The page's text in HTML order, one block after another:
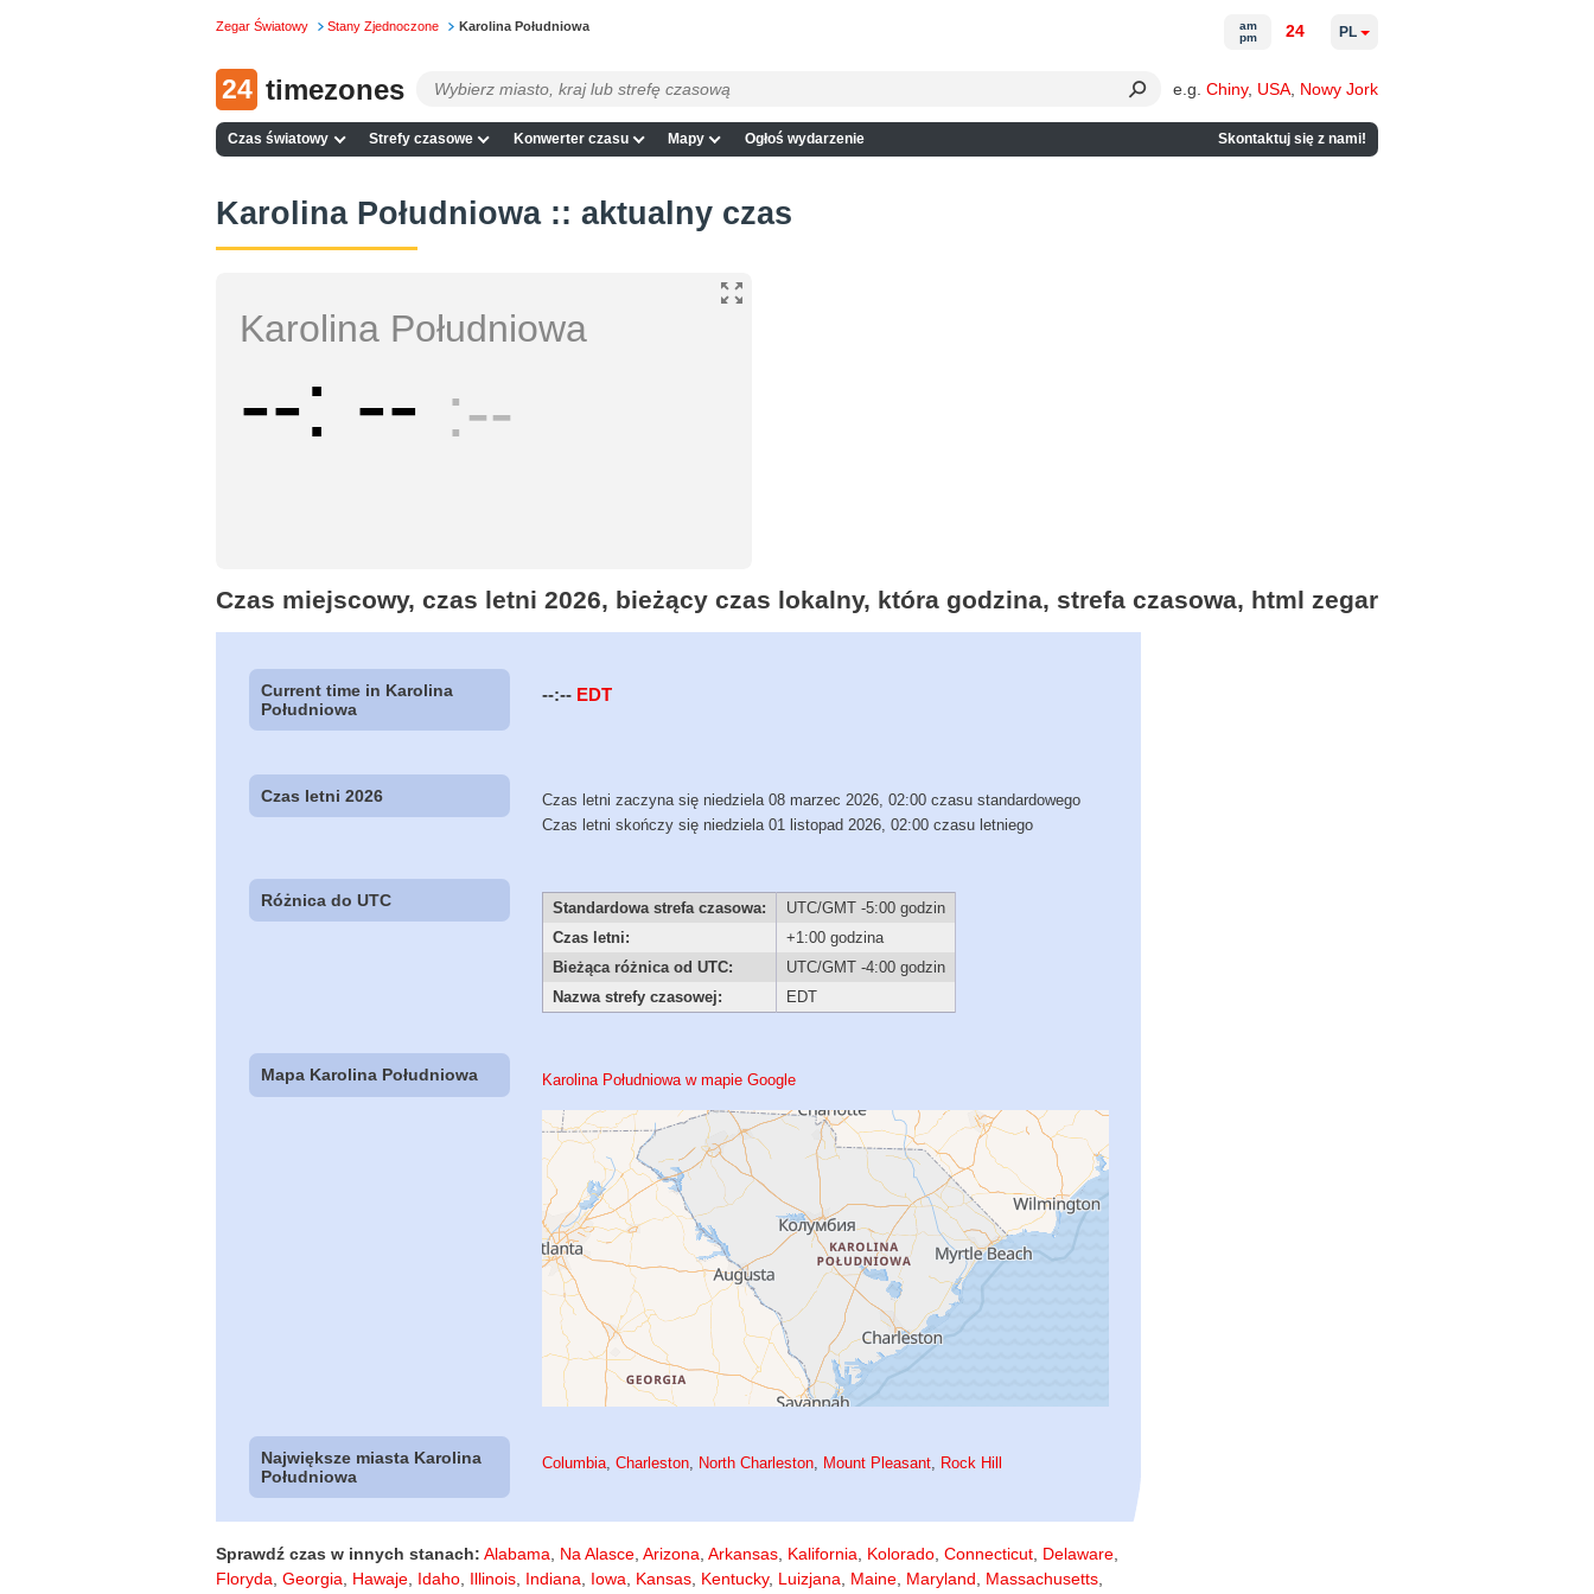
Zegar Światowy Stany Zjednoczone Karolina Południowa
24 timezones e.g. Chiny, USA Nowy Jork
Czas światowy Strefy czasowe Konwerter czasu Mapy Ogłoś wydarzenie Skontaktuj się z nami!
am
pm
24 PL
Karolina Południowa :: aktualny czas
Karolina Południowa
-- -- --
Czas miejscowy, czas letni 2026, bieżący czas lokalny, która godzina, strefa czasowa, html zegar
Current time in Karolina
Południowa
--:-- EDT
Czas letni 2026
Czas letni zaczyna się niedziela 08 marzec 2026, 02:00 czasu standardowego
Czas letni skończy się niedziela 01 listopad 2026, 02:00 czasu letniego
Różnica do UTC Standardowa strefa czasowa:
UTC/GMT -5:00 godzin
Czas letni:
+1:00 godzina
Bieżąca różnica od UTC:
UTC/GMT -4:00 godzin
Nazwa strefy czasowej:
EDT
Mapa Karolina Południowa Karolina Południowa w mapie Google
Największe miasta Karolina
Południowa
Columbia ,Charleston North Charleston Mount Pleasant Rock Hill
Sprawdź czas w innych stanach: Alabama Na Alasce Arizona Arkansas Kalifornia Kolorado Connecticut Delaware
Floryda Georgia Hawaje Idaho Illinois Indiana Iowa Kansas Kentucky, Luizjana Maine Maryland Massachusetts